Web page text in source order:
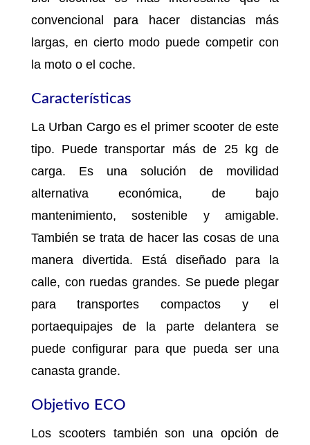
convencional para hacer distancias más
largas, en cierto modo puede competir con
la moto o el coche.
Características
La Urban Cargo es el primer scooter de este
tipo. Puede transportar más de 25 kg de
carga. Es una solución de movilidad
alternativa económica, de bajo
mantenimiento, sostenible y amigable.
También se trata de hacer las cosas de una
manera divertida. Está diseñado para la
calle, con ruedas grandes. Se puede plegar
para transportes compactos y el
portaequipajes de la parte delantera se
puede configurar para que pueda ser una
canasta grande.
Objetivo ECO
Los scooters también son una opción de